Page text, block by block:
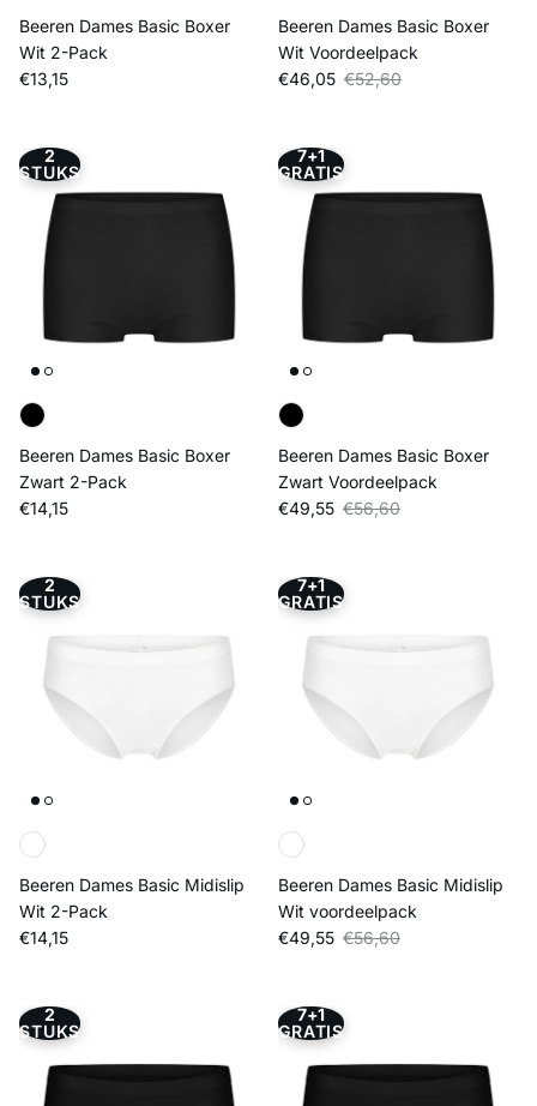
Beeren Dames Basic Boxer
Wit 2-Pack
Reguliere prijs
€13,15
Beeren Dames Basic Boxer
Wit Voordeelpack
Verkoopprijs
€46,05 Reguliere prijs
€52,60
2
STUKS
Beeren Dames Basic Boxer
Zwart 2-Pack
Reguliere prijs
€14,15
7+1
GRATIS
Beeren Dames Basic Boxer
Zwart Voordeelpack
Verkoopprijs
€49,55 Reguliere prijs
€56,60
2
STUKS
Beeren Dames Basic Midislip
Wit 2-Pack
Reguliere prijs
€14,15
7+1
GRATIS
Beeren Dames Basic Midislip
Wit voordeelpack
Verkoopprijs
€49,55 Reguliere prijs
€56,60
2
STUKS
7+1
GRATIS